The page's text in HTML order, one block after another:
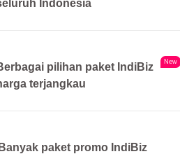
Indonesia
pilihan paket IndiBiz
terjangkau
New
Banyak paket promo IndiBiz